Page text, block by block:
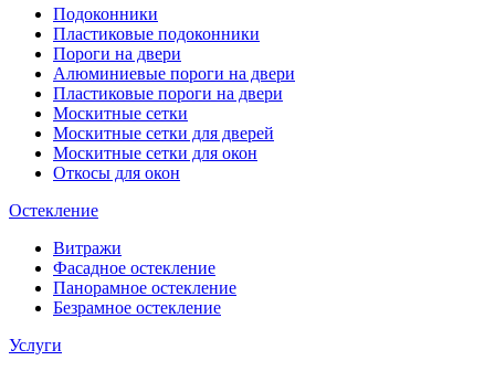
Подоконники
Пластиковые подоконники
Пороги на двери
Алюминиевые пороги на двери
Пластиковые пороги на двери
Москитные сетки
Москитные сетки для дверей
Москитные сетки для окон
Откосы для окон
Остекление
Витражи
Фасадное остекление
Панорамное остекление
Безрамное остекление
Услуги